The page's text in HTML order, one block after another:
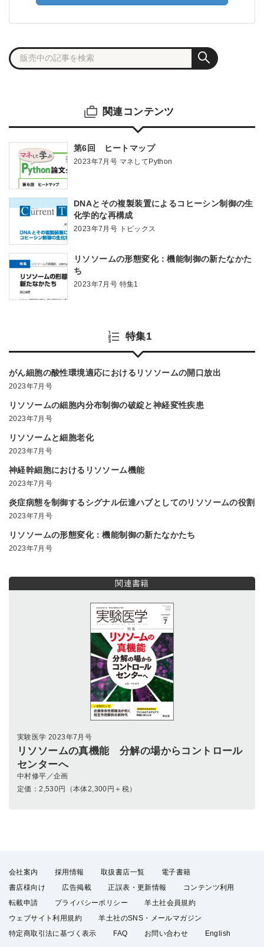
関連コンテンツ
第6回 ヒートマップ
2023年7月号 マネしてPython
DNAとその複製装置によるコヒーシン制御の生
化学的な再構成
2023年7月号 トピックス
リソソームの形態変化：機能制御の新たなかた
ち
2023年7月号 特集1
特集1
がん細胞の酸性環境適応におけるリソソームの開口放出
2023年7月号
リソソームの細胞内分布制御の破綻と神経変性疾患
2023年7月号
リソソームと細胞老化
2023年7月号
神経幹細胞におけるリソソーム機能
2023年7月号
炎症病態を制御するシグナル伝達ハブとしてのリソソームの役割
2023年7月号
リソソームの形態変化：機能制御の新たなかたち
2023年7月号
関連書籍
実験医学 2023年7月号
リソソームの真機能 分解の場からコントロール
センターへ
中村修平／企画
定価：2,530円（本体2,300円＋税）
会社案内 採用情報 取扱書店一覧
電子書籍
書店様向け
広告掲載 正誤表・更新情報
コンテンツ利用
転載申請
プライバシーポリシー
羊土社会員規約
ウェブサイト利用規約
羊土社のSNS・メールマガジン
特定商取引法に基づく表示
FAQ お問い合わせ English